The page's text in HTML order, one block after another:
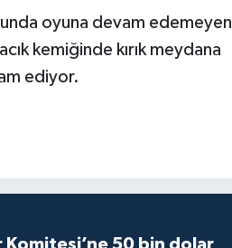
oyuna devam edemeyen
kemiğinde kırık meydana
ediyor.
Komitesi’ne 50 bin dolar